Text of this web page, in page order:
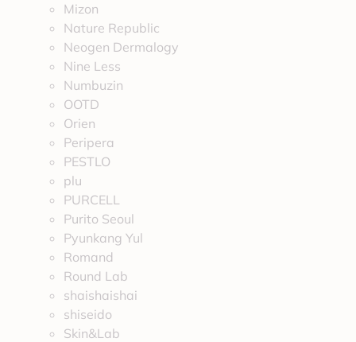
Mizon
Nature Republic
Neogen Dermalogy
Nine Less
Numbuzin
OOTD
Orien
Peripera
PESTLO
plu
PURCELL
Purito Seoul
Pyunkang Yul
Romand
Round Lab
shaishaishai
shiseido
Skin&Lab